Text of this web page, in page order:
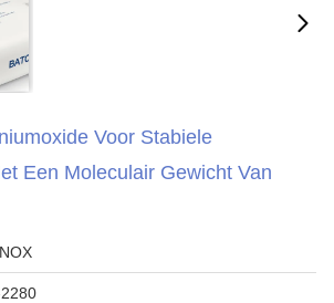
Voor Stabiele
Een Moleculair Gewicht Van